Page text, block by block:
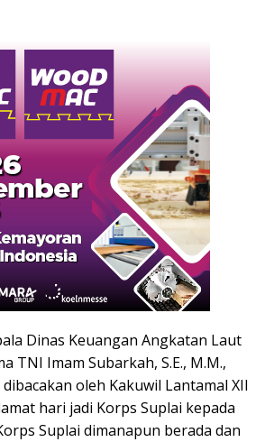
Dinas Keuangan Angkatan Laut
TNI Imam Subarkah, S.E., M.M.,
dibacakan oleh Kakuwil Lantamal XII
hari jadi Korps Suplai kepada
Suplai dimanapun berada dan